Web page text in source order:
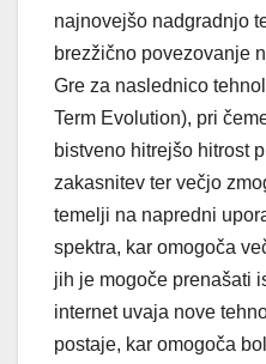
najnovejšo nadgradnjo
brezžično povezovanje
Gre za naslednico
Term Evolution), pri
bistveno hitrejšo hitrost
zakasnitev ter večjo
temelji na napredni
spektra, kar omogoča
jih je mogoče prenašati
internet uvaja nove
postaje, kar omogoča